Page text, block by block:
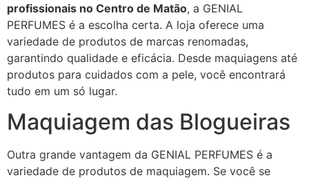
profissionais no Centro de Matão, a GENIAL
PERFUMES é a escolha certa. A loja oferece uma
variedade de produtos de marcas renomadas,
garantindo qualidade e eficácia. Desde maquiagens até
produtos para cuidados com a pele, você encontrará
tudo em um só lugar.
Maquiagem das Blogueiras
Outra grande vantagem da GENIAL PERFUMES é a
variedade de produtos de maquiagem. Se você se